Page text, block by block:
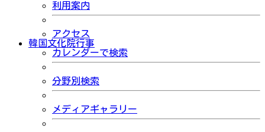
利用案内
アクセス
韓国文化院行事
カレンダーで検索
分野別検索
メディアギャラリー